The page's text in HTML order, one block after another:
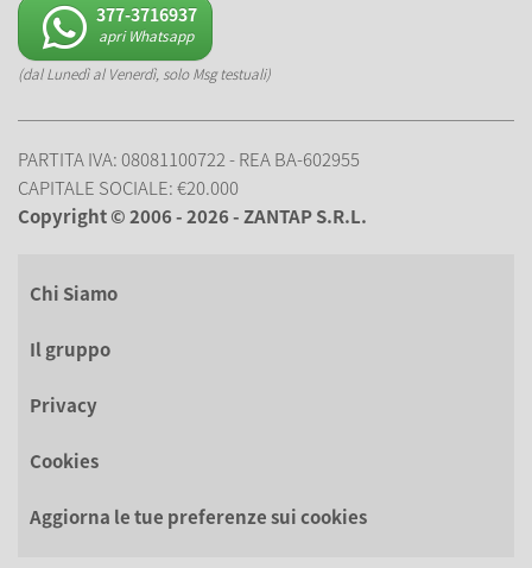
377-3716937
apri Whatsapp
(dal Lunedì al Venerdì, solo Msg testuali)
PARTITA IVA: 08081100722 - REA BA-602955
CAPITALE SOCIALE: €20.000
Copyright © 2006 - 2026 - ZANTAP S.R.L.
Chi Siamo
Il gruppo
Privacy
Cookies
Aggiorna le tue preferenze sui cookies